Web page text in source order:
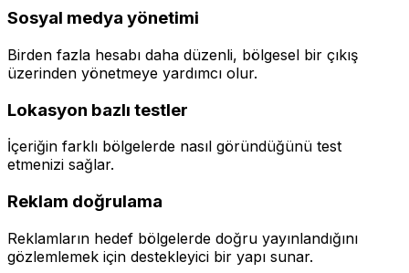
Sosyal medya yönetimi
Birden fazla hesabı daha düzenli, bölgesel bir çıkış
üzerinden yönetmeye yardımcı olur.
Lokasyon bazlı testler
İçeriğin farklı bölgelerde nasıl göründüğünü test
etmenizi sağlar.
Reklam doğrulama
Reklamların hedef bölgelerde doğru yayınlandığını
gözlemlemek için destekleyici bir yapı sunar.